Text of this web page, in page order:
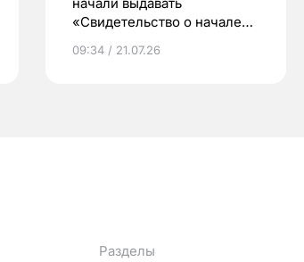
начали выдавать
«Свидетельство о начале
09:34 / 21.07.26
Разделы